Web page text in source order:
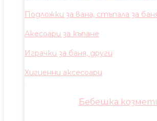
Подложки за вана, стъпала за
Акесоари за къпане
Играчки за баня, други
Хигиенни аксесоари
Бебешка